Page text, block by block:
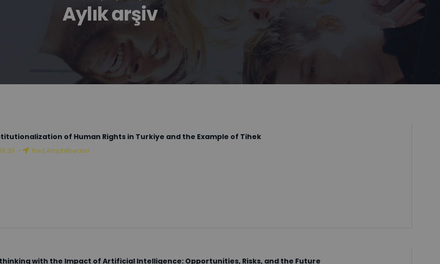
yolu
Aylık arşiv
of Human Rights in Turkiye and the Example of Tihek
- Red Amphitheater
with the Impact of Artificial Intelligence: Opportunities, Risks, and the Future